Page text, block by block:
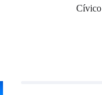
Cívico